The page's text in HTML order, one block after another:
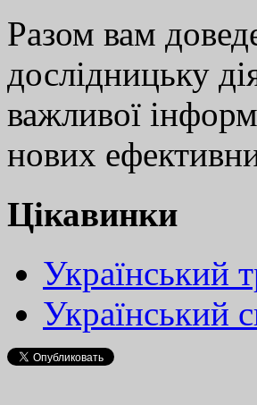
Разом вам
дослідницьку
важливої
нових
Цікавинки
Український
Український